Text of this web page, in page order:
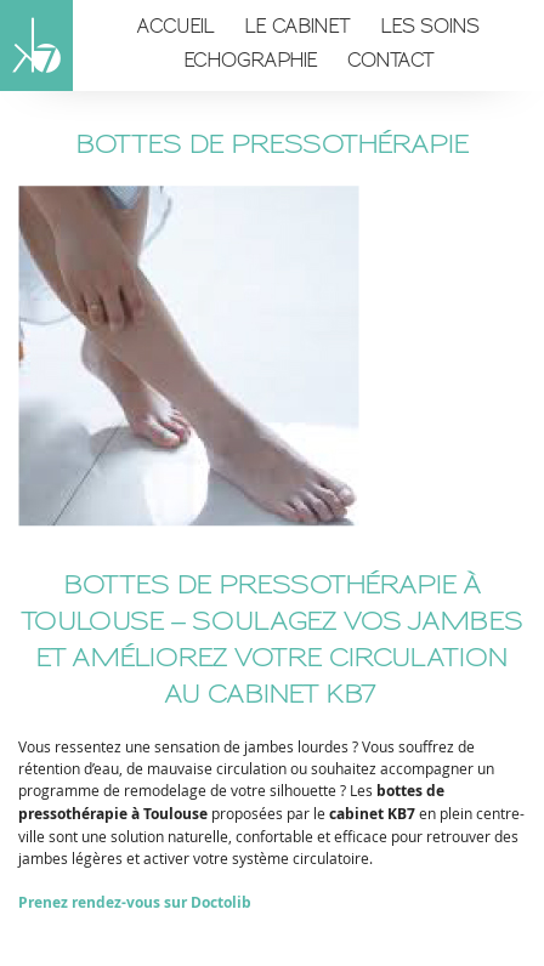
ACCUEIL LE CABINET
LES SOINS
ECHOGRAPHIE
CONTACT
BOTTES DE PRESSOTHÉRAPIE
BOTTES DE PRESSOTHÉRAPIE À
TOULOUSE – SOULAGEZ VOS JAMBES
ET AMÉLIOREZ VOTRE CIRCULATION
AU CABINET KB7
Vous ressentez une sensation de jambes lourdes ? Vous souffrez de
rétention d’eau, de mauvaise circulation ou souhaitez accompagner un
programme de remodelage de votre silhouette ? Les bottes de
pressothérapie à Toulouse proposées par le cabinet KB7en plein centre-
ville sont une solution naturelle, confortable et efficace pour retrouver des
jambes légères et activer votre système circulatoire.
Prenez rendez-vous sur Doctolib